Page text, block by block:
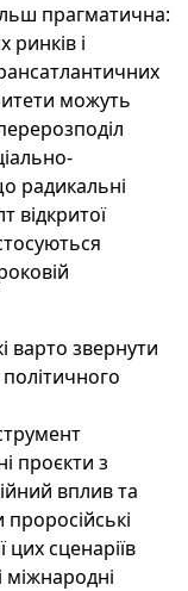
прагматична:
ринків і
можуть
радикальні
відкритої
варто звернути
проєкти з
вплив та
цих сценаріїв
міжнародні